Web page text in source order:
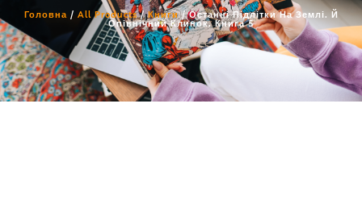
Головна / All Products/Книги/ Останні Підлітки На Землі. Й
Опівнічний Клинок. Книга 5